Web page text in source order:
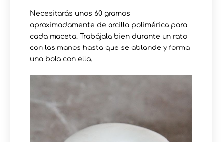
Necesitarás unos 60 gramos
aproximadamente de arcilla polimérica para
cada maceta. Trabájala bien durante un rato
con las manos hasta que se ablande y forma
una bola con ella.